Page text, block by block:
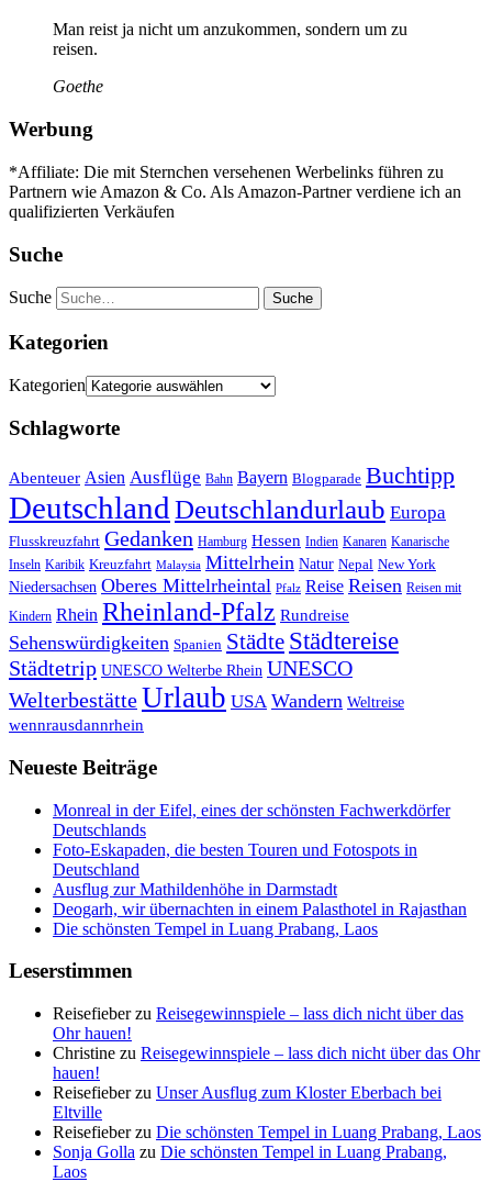
Man reist ja nicht um anzukommen, sondern um zu
reisen.
Goethe
Werbung
*Affiliate: Die mit Sternchen versehenen Werbelinks führen zu
Partnern wie Amazon & Co. Als Amazon-Partner verdiene ich an
qualifizierten Verkäufen
Suche
Suche
Kategorien
Kategorien
Schlagworte
Abenteuer Asien Ausflüge Bahn Bayern Blogparade Buchtipp
Deutschland Deutschlandurlaub Europa
Flusskreuzfahrt Gedanken Hamburg Hessen Indien Kanaren Kanarische
Inseln Karibik Kreuzfahrt Malaysia Mittelrhein Natur Nepal New York
Niedersachsen Oberes Mittelrheintal Pfalz Reise Reisen Reisen mit
Kindern Rhein Rheinland-Pfalz Rundreise
Sehenswürdigkeiten Spanien Städte Städtereise
Städtetrip UNESCO Welterbe Rhein UNESCO
WelterbestätteUrlaub USA Wandern Weltreise
wennrausdannrhein
Neueste Beiträge
Monreal in der Eifel, eines der schönsten Fachwerkdörfer
Deutschlands
Foto-Eskapaden, die besten Touren und Fotospots in
Deutschland
Ausflug zur Mathildenhöhe in Darmstadt
Deogarh, wir übernachten in einem Palasthotel in Rajasthan
Die schönsten Tempel in Luang Prabang, Laos
Leserstimmen
Reisefieberzu Reisegewinnspiele – lass dich nicht über das
Ohr hauen!
Christine zu Reisegewinnspiele – lass dich nicht über das Ohr
hauen!
Reisefieberzu Unser Ausflug zum Kloster Eberbach bei
Eltville
Reisefieberzu Die schönsten Tempel in Luang Prabang, Laos
Sonja Golla zu Die schönsten Tempel in Luang Prabang,
Laos